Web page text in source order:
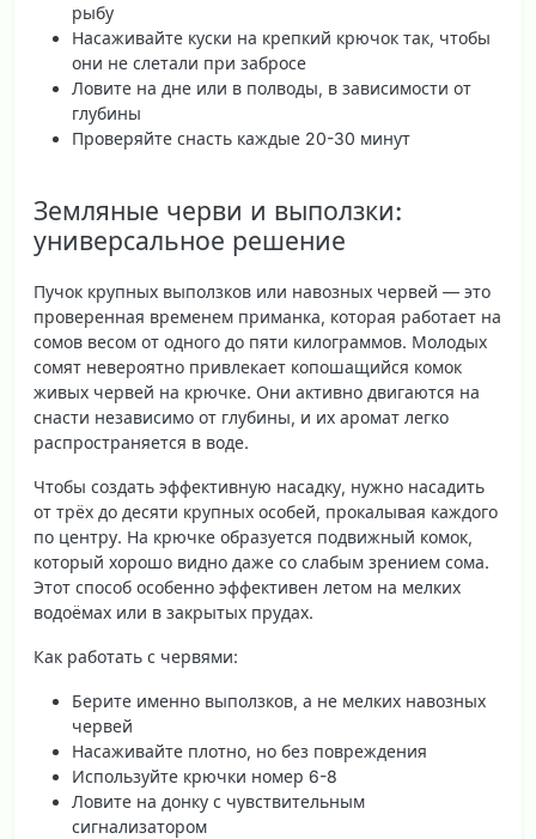
рыбу
Насаживайте куски на крепкий крючок так, чтобы
они не слетали при забросе
Ловите на дне или в полводы, в зависимости от
глубины
Проверяйте снасть каждые 20-30 минут
Земляные черви и выползки:
универсальное решение
Пучок крупных выползков или навозных червей — это
проверенная временем приманка, которая работает на
сомов весом от одного до пяти килограммов. Молодых
сомят невероятно привлекает копошащийся комок
живых червей на крючке. Они активно двигаются на
снасти независимо от глубины, и их аромат легко
распространяется в воде.
Чтобы создать эффективную насадку, нужно насадить
от трёх до десяти крупных особей, прокалывая каждого
по центру. На крючке образуется подвижный комок,
который хорошо видно даже со слабым зрением сома.
Этот способ особенно эффективен летом на мелких
водоёмах или в закрытых прудах.
Как работать с червями:
Берите именно выползков, а не мелких навозных
червей
Насаживайте плотно, но без повреждения
Используйте крючки номер 6-8
Ловите на донку с чувствительным
сигнализатором